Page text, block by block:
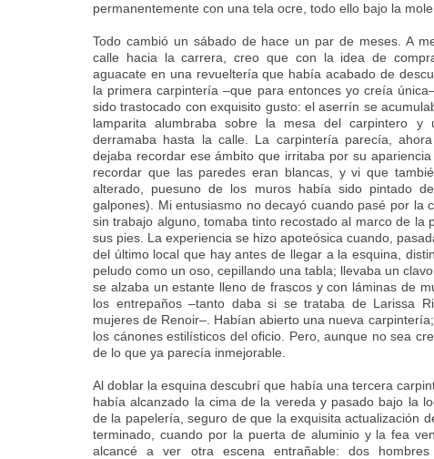
permanentemente con una tela ocre, todo ello bajo la mole
Todo cambió un sábado de hace un par de meses. A
calle hacia la carrera, creo que con la idea de
aguacate en una revueltería que había acabado de
la primera carpintería –que para entonces yo creía
sido trastocado con exquisito gusto: el aserrín se
lamparita alumbraba sobre la mesa del carpintero
derramaba hasta la calle. La carpintería parecía,
dejaba recordar ese ámbito que irritaba por su
recordar que las paredes eran blancas, y vi que
alterado, puesuno de los muros había sido pintado
galpones). Mi entusiasmo no decayó cuando pasé por la
sin trabajo alguno, tomaba tinto recostado al marco de la
sus pies. La experiencia se hizo apoteósica cuando,
del último local que hay antes de llegar a la esquina,
peludo como un oso, cepillando una tabla; llevaba un
se alzaba un estante lleno de frascos y con láminas de
los entrepaños –tanto daba si se trataba de Larissa
mujeres de Renoir–. Habían abierto una nueva
los cánones estilísticos del oficio. Pero, aunque no sea
de lo que ya parecía inmejorable.
Al doblar la esquina descubrí que había una tercera
había alcanzado la cima de la vereda y pasado bajo la
de la papelería, seguro de que la exquisita actualización
terminado, cuando por la puerta de aluminio y la fea
alcancé a ver otra escena entrañable: dos